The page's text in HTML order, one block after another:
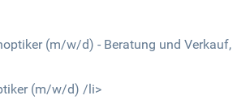
(m/w/d) - Beratung und Verkauf,
(m/w/d) /li>